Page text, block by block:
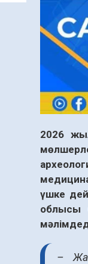
2026
үшке
облысы
–